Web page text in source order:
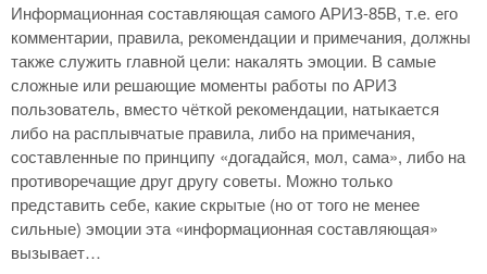
Информационная составляющая самого АРИЗ-85В, т.е. его
комментарии, правила, рекомендации и примечания, должны
также служить главной цели: накалять эмоции. В самые
сложные или решающие моменты работы по АРИЗ
пользователь, вместо чёткой рекомендации, натыкается
либо на расплывчатые правила, либо на примечания,
составленные по принципу «догадайся, мол, сама», либо на
противоречащие друг другу советы. Можно только
представить себе, какие скрытые (но от того не менее
сильные) эмоции эта «информационная составляющая»
вызывает…